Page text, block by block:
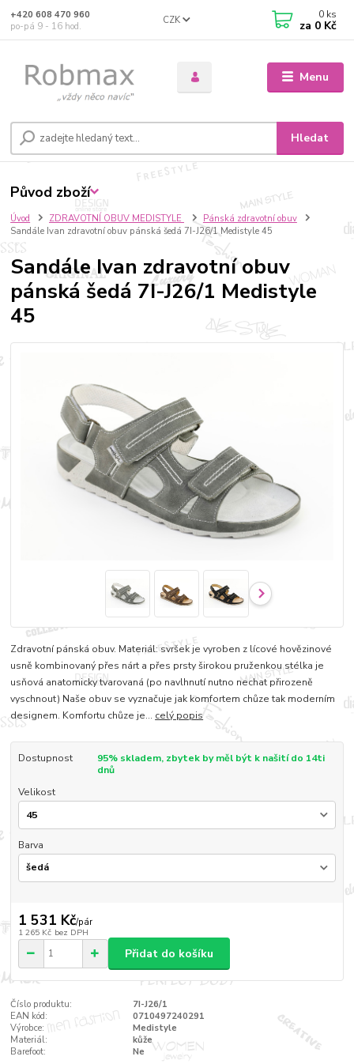
Menu
CZK
Hledat
+420 608 470 960
po-pá 9 - 16 hod.
0 ks
za 0 Kč
Úvod ZDRAVOTNÍ OBUV MEDISTYLE
Pánská zdravotní obuv
Sandále Ivan zdravotní obuv pánská šedá 7I-J26/1 Medistyle 45
Sandále Ivan zdravotní obuv
pánská šedá 7I-J26/1 Medistyle
45
Zdravotní pánská obuv. Materiál: svršek je vyroben z lícové hovězinové
usně kombinovaný přes nárt a přes prsty širokou pruženkou stélka je
usňová anatomicky tvarovaná (po navlhnutí nutno nechat přirozeně
vyschnout) Naše obuv se vyznačuje jak komfortem chůze tak moderním
designem. Komfortu chůze je... celý popis
Dostupnost
95% skladem, zbytek by měl být k našití do 14ti
dnů
Velikost
Barva
1 531 Kč/pár
1 265 Kč bez DPH
Přidat do košíku
Číslo produktu:
7I-J26/1
EAN kód:
0710497240291
Výrobce:
Medistyle
Materiál:
kůže
Barefoot:
Ne
Původ zboží